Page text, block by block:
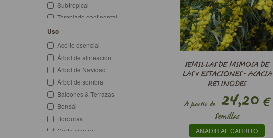
Subtropical
Templado continental
Templado oceánico
Tropical
Zonas cálidas
Zonas frías
Zonas templadas
Uso
Aceite esencial
Árbol de alineación
Árbol de Navidad
Árbol de sombra
Balcones & Terrazas
Bonsái
Borduras
Corta-vientos
SEMILLAS DE MIMOSA DE
LAS 4 ESTACIONES - ACACIA
RETINODES
A partir de24,20 €
Semillas
AÑADIR AL CARRITO